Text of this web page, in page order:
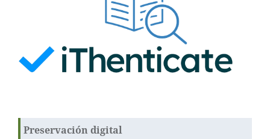
Preservación digital